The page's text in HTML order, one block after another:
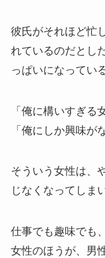
彼氏がそれほど忙
れているのだとし
っぱいになってい
「俺に構いすぎる
「俺にしか興味が
そういう女性は、
じなくなってしま
仕事でも趣味でも
女性のほうが、男